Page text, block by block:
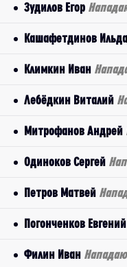
Зудилов Егор
Кашафетдинов
Климкин Иван
Лебёдкин Виталий
Митрофанов Андрей
Одиноков Сергей
Петров Матвей
Погонченков Евгений
Филин Иван